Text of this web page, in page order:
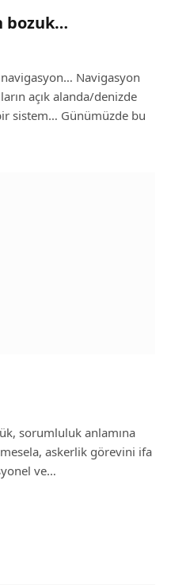
bozuk…
Navigasyon
açık alanda/denizde
sistem… Günümüzde bu
sorumluluk anlamına
askerlik görevini ifa
ve…